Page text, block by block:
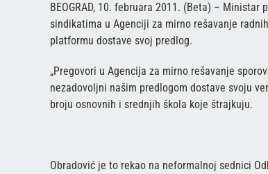
BEOGRAD, 10. februara 2011. (Beta) –
sindikatima u Agenciji za mirno rešavanje
platformu dostave svoj predlog.
„Pregovori u Agencija za mirno rešavanje
nezadovoljni našim predlogom dostave svoju
broju osnovnih i srednjih škola koje štrajkuju.
Obradović je to rekao na neformalnoj sednici